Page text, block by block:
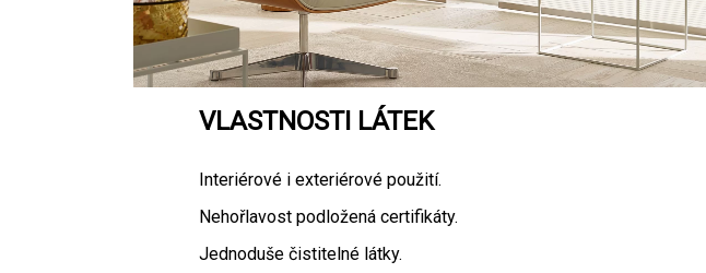
VLASTNOSTI LÁTEK
Interiérové i exteriérové použití.
Nehořlavost podložená certifikáty.
Jednoduše čistitelné látky.